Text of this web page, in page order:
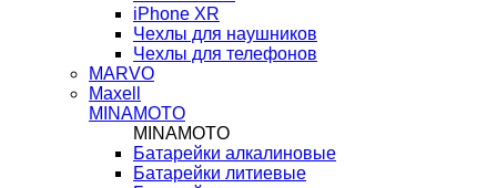
iPhone XR
Чехлы для наушников
Чехлы для телефонов
MARVO
Maxell
MINAMOTO
MINAMOTO
Батарейки алкалиновые
Батарейки литиевые